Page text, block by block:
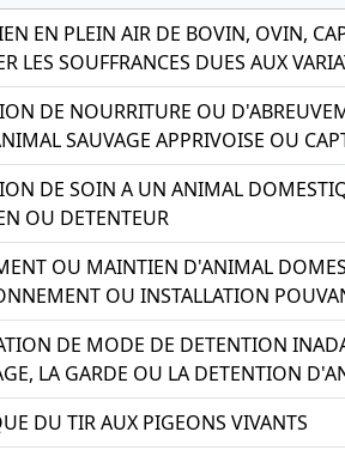
EN PLEIN AIR DE BOVIN, OVIN,
LES SOUFFRANCES DUES AUX
DE NOURRITURE OU
SAUVAGE APPRIVOISE OU
DE SOIN A UN ANIMAL
OU DETENTEUR
OU MAINTIEN D'ANIMAL
OU INSTALLATION
DE MODE DE DETENTION
LA GARDE OU LA DETENTION
DU TIR AUX PIGEONS VIVANTS